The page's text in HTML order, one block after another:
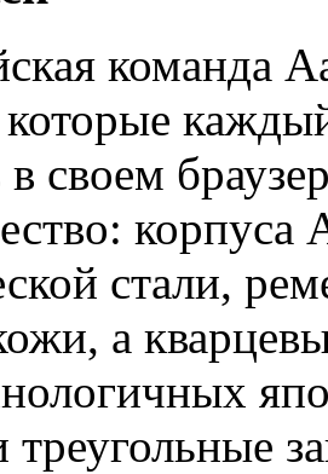
команда
которые
в своем
корпуса
стали,
а
треугольные